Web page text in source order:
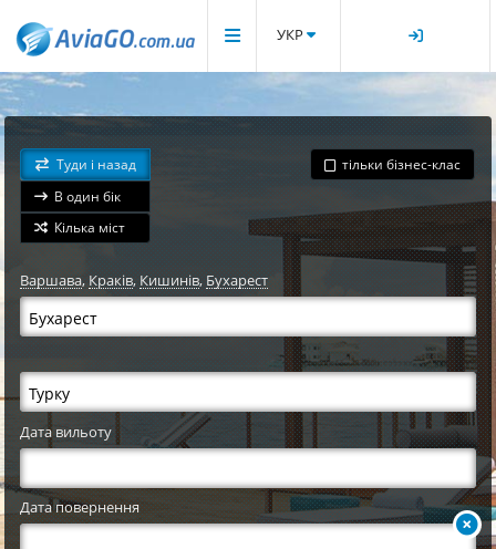
УКР
Туди і назад
В один бік
Кілька міст
тільки бізнес-клас
Варшава,Краків, Кишинів, Бухарест
Дата вильоту
Дата повернення